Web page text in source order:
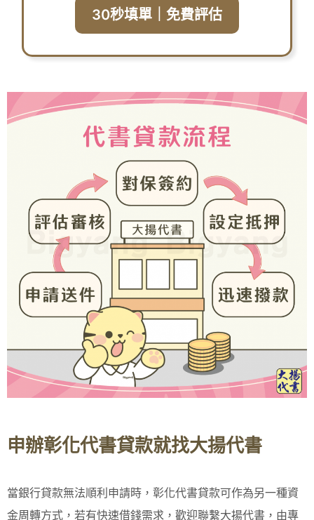
30秒填單｜免費評估
申辦彰化代書貸款就找大揚代書
當銀行貸款無法順利申請時，彰化代書貸款可作為另一種資
金周轉方式，若有快速借錢需求，歡迎聯繫大揚代書，由專